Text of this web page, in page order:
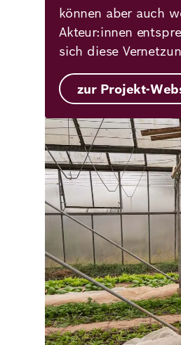
können aber auch
Akteur:innen
sich diese
zur Projekt-
Bild